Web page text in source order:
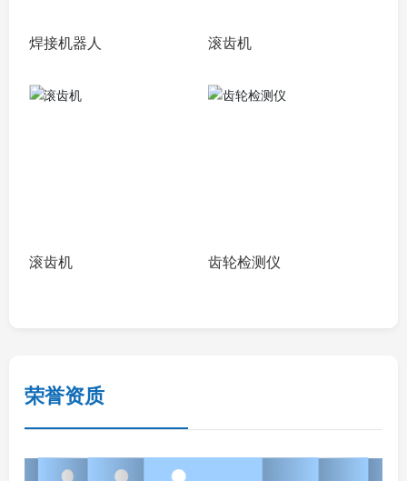
焊接机器人 滚齿机
滚齿机 齿轮检测仪
荣誉资质